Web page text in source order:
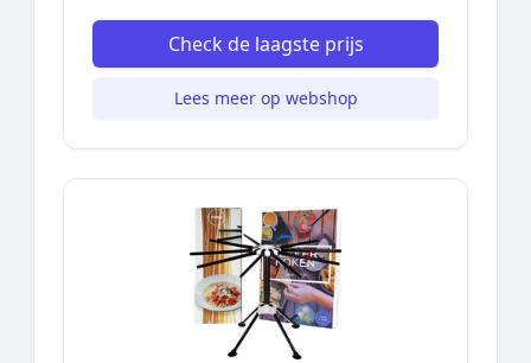
Check de laagste prijs
Lees meer op webshop